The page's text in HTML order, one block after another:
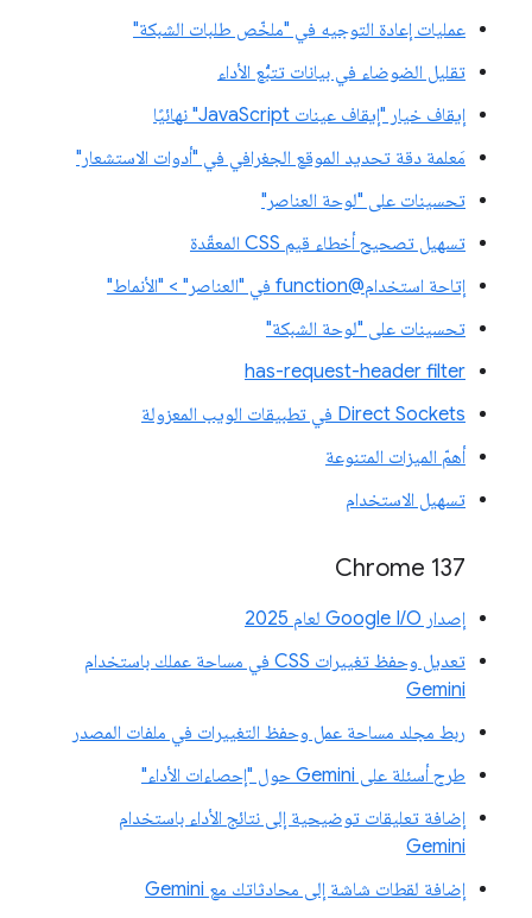
عمليات إعادة التوجيه في "ملخّص طلبات الشبكة"
تقليل الضوضاء في بيانات تتبُّع الأداء
إيقاف خيار "إيقاف عينات JavaScript" نهائيًا
مَعلمة دقة تحديد الموقع الجغرافي في "أدوات الاستشعار"
تحسينات على "لوحة العناصر"
تسهيل تصحيح أخطاء قيم CSS المعقّدة
إتاحة استخدام@function في "العناصر" > "الأنماط"
تحسينات على "لوحة الشبكة"
has-request-header filter
Direct Sockets في تطبيقات الويب المعزولة
أهمّ الميزات المتنوعة
تسهيل الاستخدام
‫Chrome 137
إصدار Google I/O لعام 2025
تعديل وحفظ تغييرات CSS في مساحة عملك باستخدام
Gemini
ربط مجلد مساحة عمل وحفظ التغييرات في ملفات المصدر
طرح أسئلة على Gemini حول "إحصاءات الأداء"
إضافة تعليقات توضيحية إلى نتائج الأداء باستخدام
Gemini
إضافة لقطات شاشة إلى محادثاتك مع Gemini